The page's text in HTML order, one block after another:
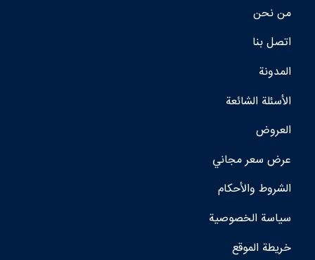
من نحن
اتصل بنا
المدونة
الأسئلة الشائعة
العروض
عرض سعر مجاني
الشروط والأحكام
سياسة الخصوصية
خريطة الموقع